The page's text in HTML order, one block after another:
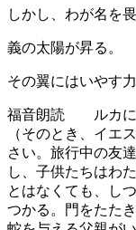
しかし、わが名を
義の太陽が昇る。
その翼にはいやす力
福音朗読 ルカに
（そのとき、イエ
さい。旅行中の友
し、子供たちはわ
とはなくても、し
つかる。門をたた